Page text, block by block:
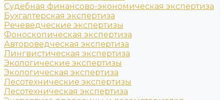
Судебная финансово-экономическая экспертиза
Бухгалтерская экспертиза
Речеведческие экспертизы
Фоноскопическая экспертиза
Автороведческая экспертиза
Лингвистическая экспертиза
Экологические экспертизы
Экологическая экспертиза
Лесотехнические экспертизы
Лесотехническая экспертиза